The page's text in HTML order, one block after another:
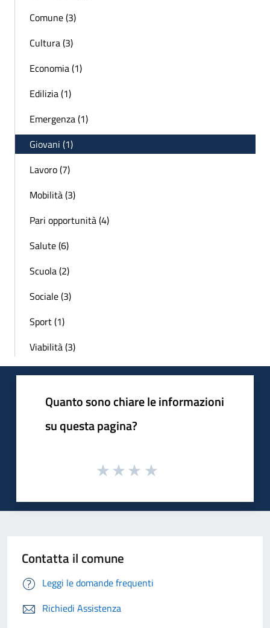
Comune (3)
Cultura (3)
Economia (1)
Edilizia (1)
Emergenza (1)
Giovani (1)
Lavoro (7)
Mobilità (3)
Pari opportunità (4)
Salute (6)
Scuola (2)
Sociale (3)
Sport (1)
Viabilità (3)
Quanto sono chiare le informazioni
su questa pagina?
Contatta il comune
Leggi le domande frequenti
Richiedi Assistenza